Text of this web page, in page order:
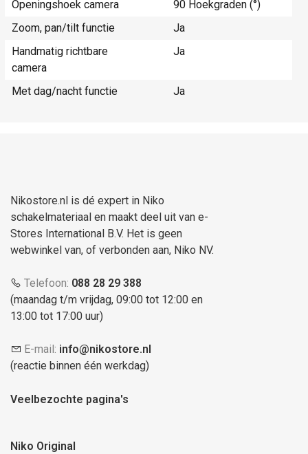
Openingshoek camera
90 Hoekgraden (°)
Zoom, pan/tilt functie
Ja
Handmatig richtbare
camera
Ja
Met dag/nacht functie Ja
Nikostore.nl is dé expert in Niko
schakelmateriaal en maakt deel uit van e-
Stores International B.V. Het is geen
webwinkel van, of verbonden aan, Niko NV.
Telefoon: 088 28 29 388
(maandag t/m vrijdag, 09:00 tot 12:00 en
13:00 tot 17:00 uur)
E-mail: info@nikostore.nl
(reactie binnen één werkdag)
Veelbezochte pagina's
Niko Original